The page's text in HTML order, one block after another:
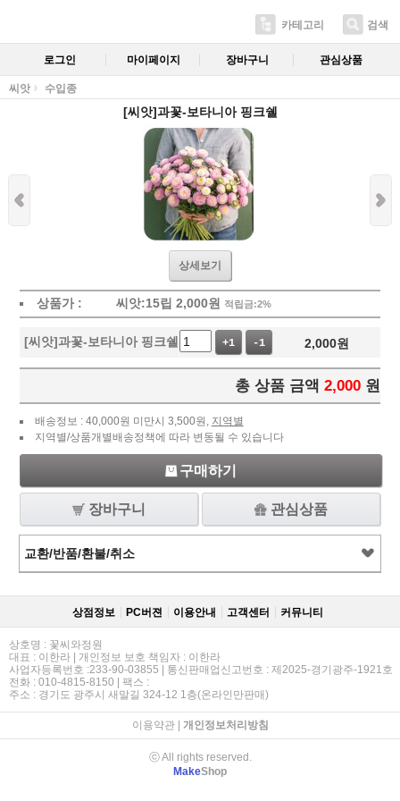
카테고리 검색
로그인 마이페이지 장바구니 관심상품
씨앗 수입종
[씨앗]과꽃-보타니아 핑크쉘
상세보기
상품가 : 씨앗:15립 2,000원 적립금:2%
[씨앗]과꽃-보타니아 핑크쉘 +1 -1 2,000원
총 상품 금액 2,000 원
배송정보 : 40,000원 미만시 3,500원, 지역별
지역별/상품개별배송정책에 따라 변동될 수 있습니다
구매하기
장바구니 관심상품
교환/반품/환불/취소
상점정보 PC버젼 이용안내 고객센터 커뮤니티
상호명 : 꽃씨와정원
대표 : 이한라 | 개인정보 보호 책임자 : 이한라
사업자등록번호 :233-90-03855 | 통신판매업신고번호 : 제2025-경기광주-1921호
전화 : 010-4815-8150 | 팩스 :
주소 : 경기도 광주시 새말길 324-12 1층(온라인만판매)
이용약관| 개인정보처리방침
ⓒ All rights reserved.
MakeShop